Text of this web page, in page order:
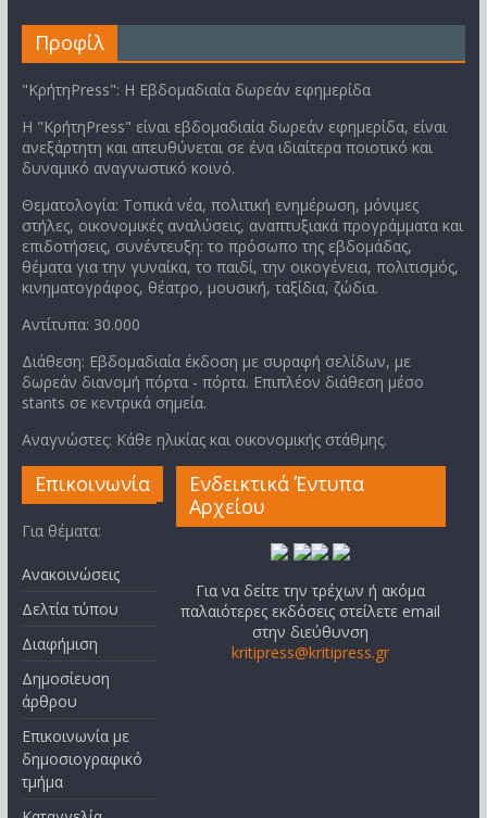
Προφίλ
"ΚρήτηPress": Η Εβδομαδιαία δωρεάν εφημερίδα
Η "ΚρήτηPress" είναι εβδομαδιαία δωρεάν εφημερίδα, είναι
ανεξάρτητη και απευθύνεται σε ένα ιδιαίτερα ποιοτικό και
δυναμικό αναγνωστικό κοινό.
Θεματολογία: Τοπικά νέα, πολιτική ενημέρωση, μόνιμες
στήλες, οικονομικές αναλύσεις, αναπτυξιακά προγράμματα και
επιδοτήσεις, συνέντευξη: το πρόσωπο της εβδομάδας,
θέματα για την γυναίκα, το παιδί, την οικογένεια, πολιτισμός,
κινηματογράφος, θέατρο, μουσική, ταξίδια, ζώδια.
Αντίτυπα: 30.000
Διάθεση: Εβδομαδιαία έκδοση με συραφή σελίδων, με
δωρεάν διανομή πόρτα - πόρτα. Επιπλέον διάθεση μέσο
stants σε κεντρικά σημεία.
Αναγνώστες: Κάθε ηλικίας και οικονομικής στάθμης.
Επικοινωνία
Για θέματα:
Ανακοινώσεις
Δελτία τύπου
Διαφήμιση
Δημοσίευση
άρθρου
Επικοινωνία με
δημοσιογραφικό
τμήμα
Ενδεικτικά Έντυπα
Αρχείου
Για να δείτε την τρέχων ή ακόμα
παλαιότερες εκδόσεις στείλετε email
στην διεύθυνση
kritipress@kritipress.gr